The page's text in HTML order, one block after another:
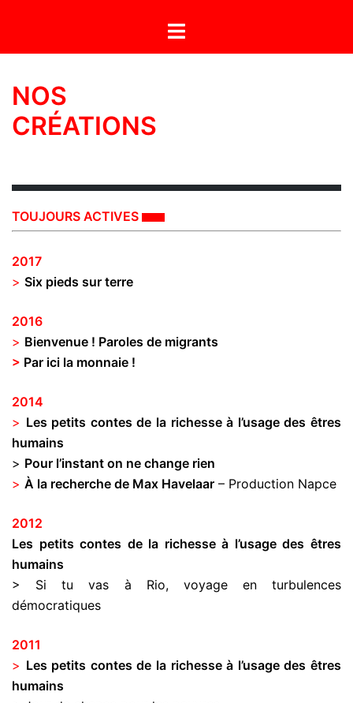
contenu
Ouvrir/fermer
NOS
CRÉATIONS
TOUJOURS ACTIVES
2017
> Six pieds sur terre
2016
> Bienvenue ! Paroles de migrants
> Par ici la monnaie !
2014
> Les petits contes de la richesse à l’usage des êtres
humains
> Pour l’instant on ne change rien
> À la recherche de Max Havelaar – Production Napce
2012
Les petits contes de la richesse à l’usage des êtres
humains
> Si tu vas à Rio, voyage en turbulences
démocratiques
2011
> Les petits contes de la richesse à l’usage des êtres
humains